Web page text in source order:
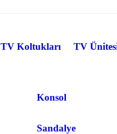
TV Koltukları TV
Konsol
Sandalye